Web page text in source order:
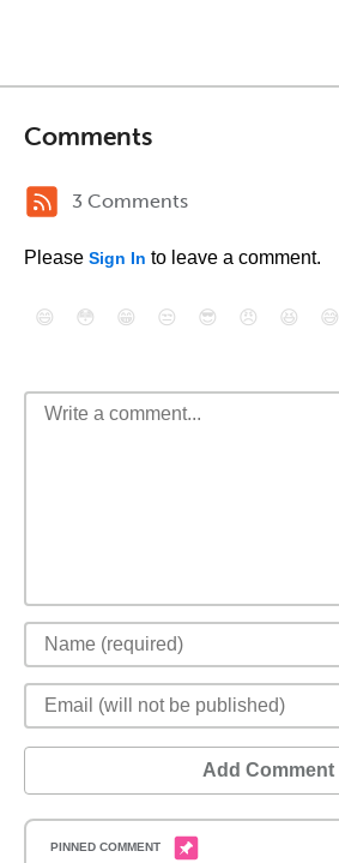
Comments
3 Comments
Please Sign In to leave a comment.
😄 😳 😁 😒 😎 😠 😆 😅
Add Comment